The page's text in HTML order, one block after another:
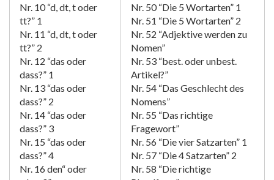
Nr. 10 “d, dt, t oder
tt?” 1
Nr. 11 “d, dt, t oder
tt?” 2
Nr. 12 “das oder
dass?” 1
Nr. 13 “das oder
dass?” 2
Nr. 14 “das oder
dass?” 3
Nr. 15 “das oder
dass?” 4
Nr. 16 den“ oder
Nr. 50 “Die 5 Wortarten” 1
Nr. 51 “Die 5 Wortarten” 2
Nr. 52 “Adjektive werden zu
Nomen”
Nr. 53 “best. oder unbest.
Artikel?”
Nr. 54 “Das Geschlecht des
Nomens”
Nr. 55 “Das richtige
Fragewort”
Nr. 56 “Die vier Satzarten” 1
Nr. 57 “Die 4 Satzarten” 2
Nr. 58 “Die richtige